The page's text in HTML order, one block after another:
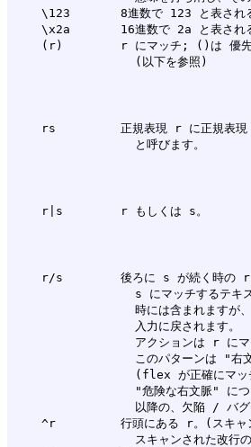
\123       8進数で 123 と表される
\x2a       16進数で 2a と表される
(r)        r にマッチ; ()は 優先
rs         正規表現 r に正規表
r/s        後ろに s が続く時の r
s にマッチするテキ
時には含まれますが、
                 入力に戻されます。
アクションは r にマ
このパターンは "右
(flex が正確にマッ
"危険な右文脈" につ
以降の、欠陥 / バグ
^r         行頭にある r。(スキャ
スキャンされた改行の